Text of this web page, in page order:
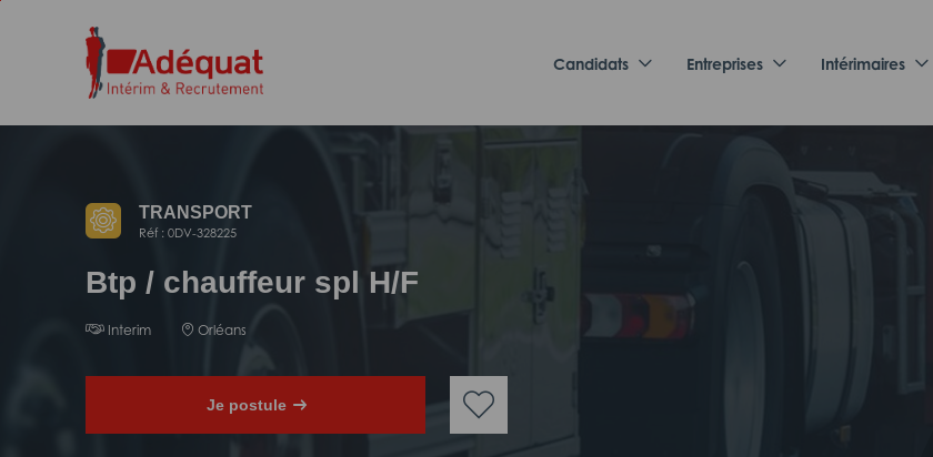
navigation
Candidats Entreprises Intérimaires
TRANSPORT
Réf : 0DV-328225
Btp / chauffeur spl H/F
Interim Orléans
Je postule